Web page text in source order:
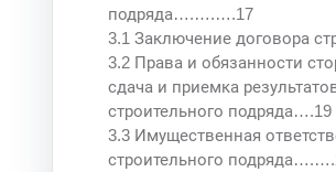
подряда….….….17
3.1 Заключение договора
3.2 Права и обязанности
сдача и приемка
строительного подряда….19
3.3 Имущественная
строительного